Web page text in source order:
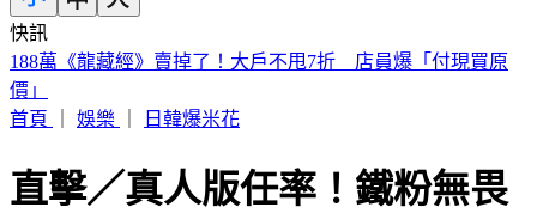
快訊
遠見天下創辦人高希均90歲辭世！「長壽5秘訣」曝 醫生也
認同
首頁
娛樂 日韓爆米花
直擊／真人版任率！鐵粉無畏